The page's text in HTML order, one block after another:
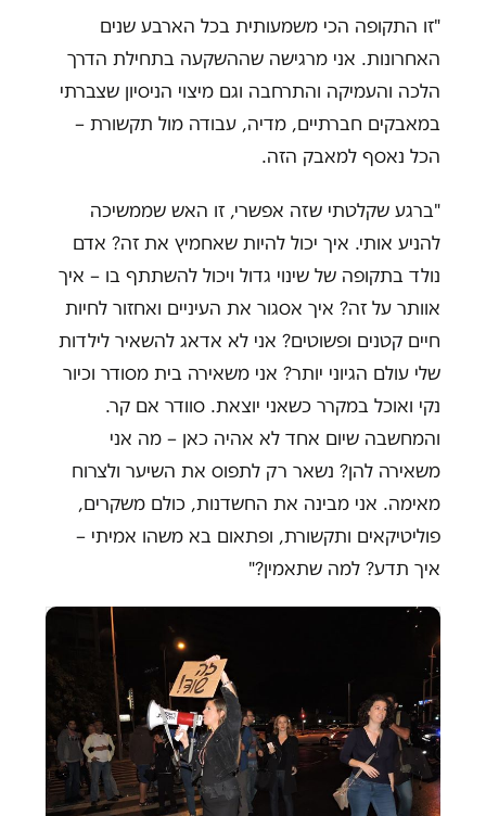
"זו התקופה הכי משמעותית בכל הארבע שנים
האחרונות. אני מרגישה שההשקעה בתחילת הדרך
הלכה והעמיקה והתרחבה וגם מיצוי הניסיון שצברתי
במאבקים חברתיים, מדיה, עבודה מול תקשורת –
הכל נאסף למאבק הזה.
"ברגע שקלטתי שזה אפשרי, זו האש שממשיכה
להניע אותי. איך יכול להיות שאחמיץ את זה? אדם
נולד בתקופה של שינוי גדול ויכול להשתתף בו – איך
אוותר על זה? איך אסגור את העיניים ואחזור לחיות
חיים קטנים ופשוטים? אני לא אדאג להשאיר לילדות
שלי עולם הגיוני יותר? אני משאירה בית מסודר וכיור
נקי ואוכל במקרר כשאני יוצאת. סוודר אם קר.
והמחשבה שיום אחד לא אהיה כאן – מה אני
משאירה להן? נשאר רק לתפוס את השיער ולצרוח
מאימה. אני מבינה את החשדנות, כולם משקרים,
פוליטיקאים ותקשורת, ופתאום בא משהו אמיתי –
איך תדע? למה שתאמין?"